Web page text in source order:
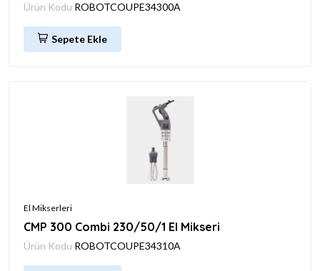
Ürün Kodu ROBOTCOUPE34300A
Sepete Ekle
El Mikserleri
CMP 300 Combi 230/50/1 El Mikseri
Ürün Kodu ROBOTCOUPE34310A